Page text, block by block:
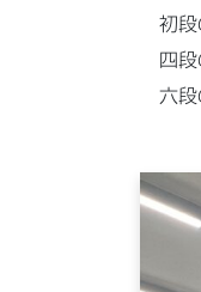
初段
四段
六段